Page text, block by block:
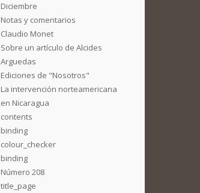
Diciembre
Notas y comentarios
Claudio Monet
Sobre un artículo de Alcides
Arguedas
Ediciones de "Nosotros"
La intervención norteamericana
en Nicaragua
contents
binding
colour_checker
binding
Número 208
title_page